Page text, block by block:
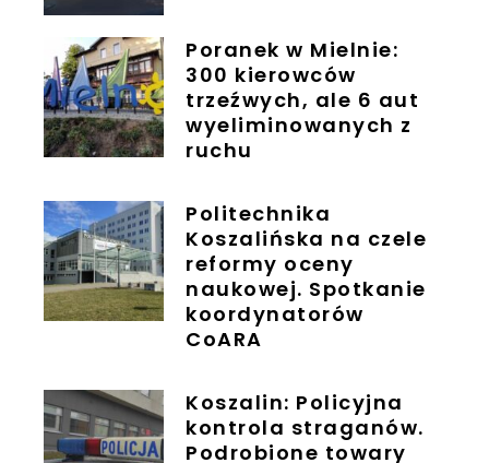
Poranek w Mielnie:
300 kierowców
trzeźwych, ale 6 aut
wyeliminowanych z
ruchu
Politechnika
Koszalińska na czele
reformy oceny
naukowej. Spotkanie
koordynatorów
CoARA
Koszalin: Policyjna
kontrola straganów.
Podrobione towary